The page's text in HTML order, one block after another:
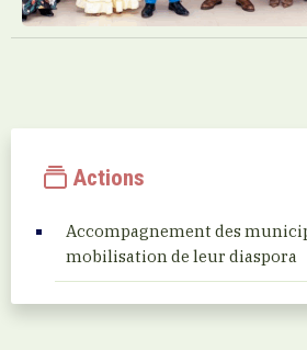
Actions
Accompagnement des
mobilisation de leur diaspora